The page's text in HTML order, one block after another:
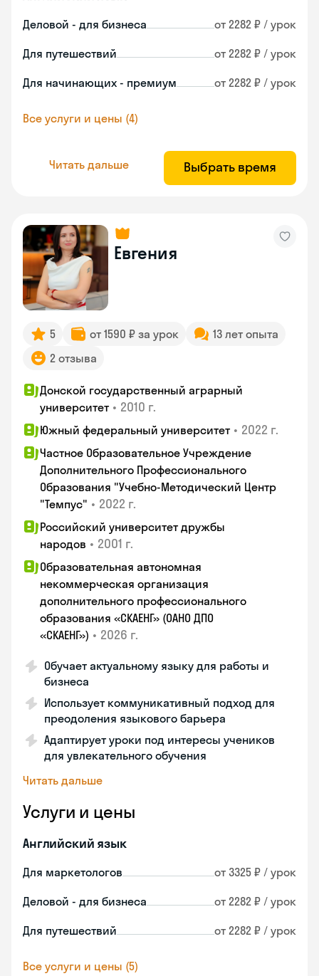
Деловой - для бизнеса от 2282 ₽ / урок
Для путешествий от 2282 ₽ / урок
Для начинающих - премиум от 2282 ₽ / урок
Все услуги и цены (4)
Читать дальше Выбрать время
Евгения
5 от 1590 ₽ за урок
13 лет опыта
2 отзыва
Донской государственный аграрный
университет • 2010 г.
Южный федеральный университет • 2022 г.
Частное Образовательное Учреждение
Дополнительного Профессионального
Образования "Учебно-Методический Центр
"Темпус" • 2022 г.
Российский университет дружбы
народов • 2001 г.
Образовательная автономная
некоммерческая организация
дополнительного профессионального
образования «СКАЕНГ» (ОАНО ДПО
«СКАЕНГ») • 2026 г.
Обучает актуальному языку для работы и
бизнеса
Использует коммуникативный подход для
преодоления языкового барьера
Адаптирует уроки под интересы учеников
для увлекательного обучения
Читать дальше
Услуги и цены
Английский язык
Для маркетологов от 3325 ₽ / урок
Деловой - для бизнеса от 2282 ₽ / урок
Для путешествий от 2282 ₽ / урок
Все услуги и цены (5)